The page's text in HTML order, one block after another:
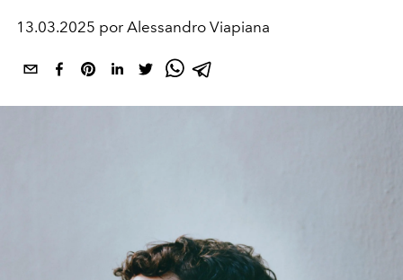
13.03.2025 por Alessandro Viapiana